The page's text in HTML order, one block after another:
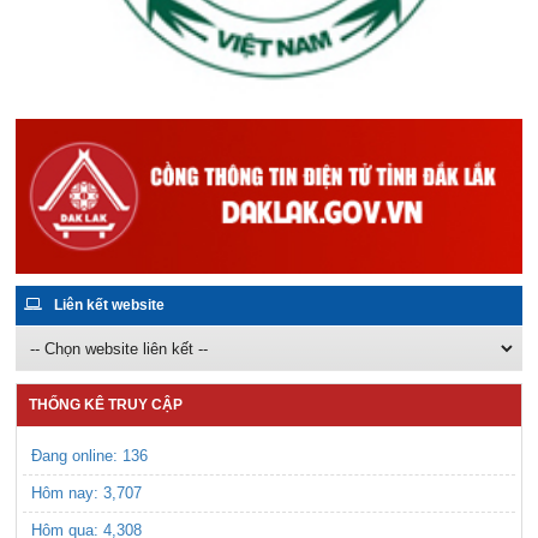
Liên kết website
THỐNG KÊ TRUY CẬP
Đang online: 136
Hôm nay: 3,707
Hôm qua: 4,308